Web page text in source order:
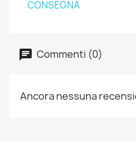
CONSEGNA
Commenti (0)
Ancora nessuna